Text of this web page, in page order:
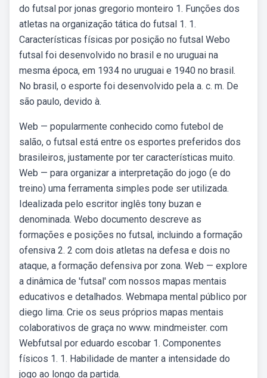
do futsal por jonas gregorio monteiro 1. Funções dos
atletas na organização tática do futsal 1. 1.
Características físicas por posição no futsal Webo
futsal foi desenvolvido no brasil e no uruguai na
mesma época, em 1934 no uruguai e 1940 no brasil.
No brasil, o esporte foi desenvolvido pela a. c. m. De
são paulo, devido à.
Web — popularmente conhecido como futebol de
salão, o futsal está entre os esportes preferidos dos
brasileiros, justamente por ter características muito.
Web — para organizar a interpretação do jogo (e do
treino) uma ferramenta simples pode ser utilizada.
Idealizada pelo escritor inglês tony buzan e
denominada. Webo documento descreve as
formações e posições no futsal, incluindo a formação
ofensiva 2. 2 com dois atletas na defesa e dois no
ataque, a formação defensiva por zona. Web — explore
a dinâmica de 'futsal' com nossos mapas mentais
educativos e detalhados. Webmapa mental público por
diego lima. Crie os seus próprios mapas mentais
colaborativos de graça no www. mindmeister. com
Webfutsal por eduardo escobar 1. Componentes
físicos 1. 1. Habilidade de manter a intensidade do
jogo ao longo da partida.